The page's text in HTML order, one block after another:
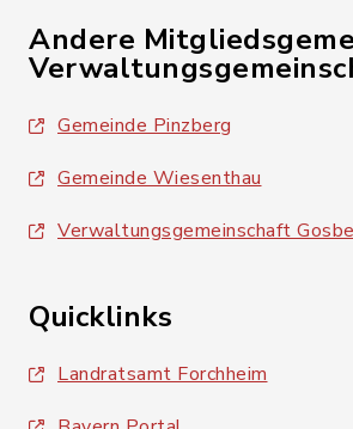
Andere
Gemeinde Pinzberg
Gemeinde Wiesenthau
Verwaltungsgemeinschaft
Quicklinks
Landratsamt Forchheim